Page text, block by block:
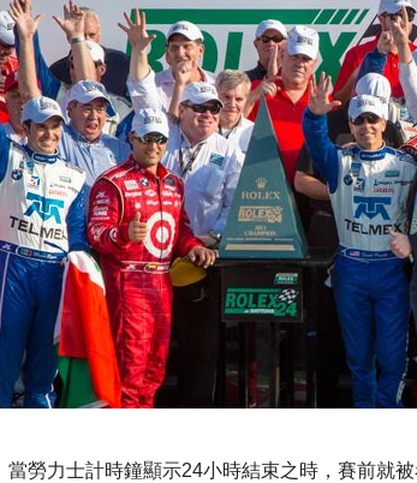
當勞力士計時鐘顯示24小時結束之時，賽前就